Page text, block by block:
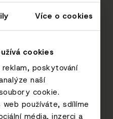
Více o cookies
cookies
poskytování
naší
cookie.
používáte, sdílíme
média, inzerci a